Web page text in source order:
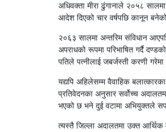
अधिवक्ता मीरा ढुंगानाले २०५८
आदेश दिएको चार वर्षपछि कानून
२०६३ सालमा अन्तरिम संविधान
अपराधको रूपमा परिभाषित गर्दै
पतिले पत्नीलाई जबर्जस्ती करणी
यद्यपि अहिलेसम्म वैवाहिक
प्रतिवेदनका अनुसार सर्वोच्च
भएको छ भने दुई वटामा अभियुक्तले
त्यस्तै जिल्ला अदालतमा उक्त आर्थिक